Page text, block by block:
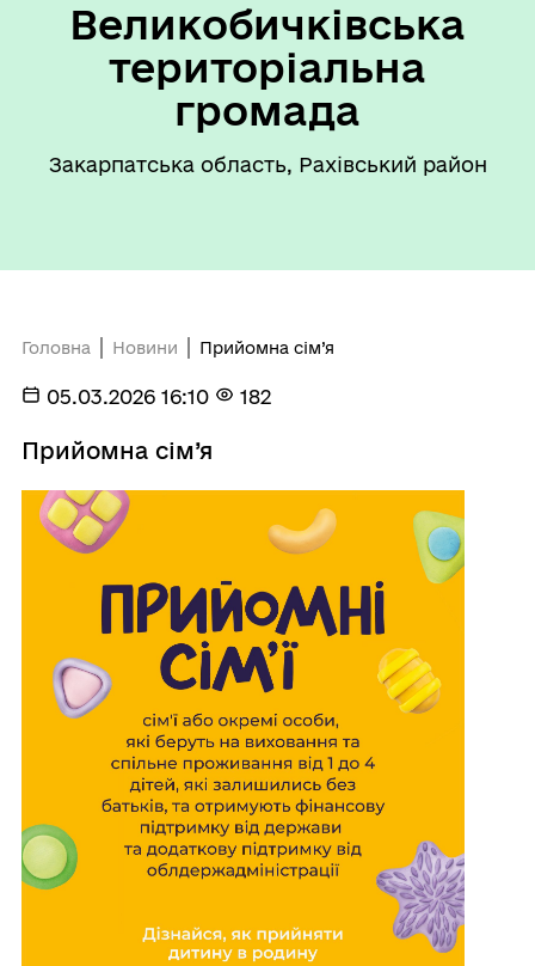
Великобичківська
територіальна
громада
Закарпатська область, Рахівський район
Головна Новини Прийомна сім’я
05.03.2026 16:10 182
Прийомна сім’я